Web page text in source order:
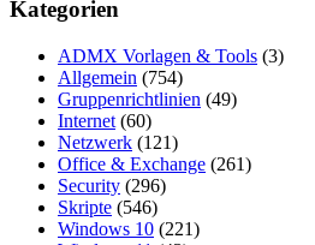
Kategorien
ADMX Vorlagen & Tools (3)
Allgemein (754)
Gruppenrichtlinien (49)
Internet (60)
Netzwerk (121)
Office & Exchange (261)
Security (296)
Skripte (546)
Windows 10 (221)